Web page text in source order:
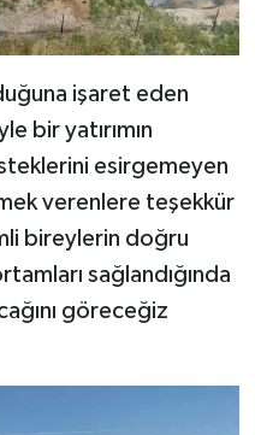
işaret eden
bir yatırımın
esirgemeyen
verenlere teşekkür
bireylerin doğru
sağlandığında
göreceğiz